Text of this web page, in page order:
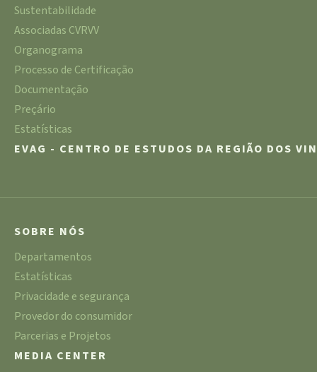
Sustentabilidade
Associadas CVRVV
Organograma
Processo de Certificação
Documentação
Preçário
Estatísticas
EVAG - CENTRO DE ESTUDOS DA REGIÃO DOS
SOBRE NÓS
Departamentos
Estatísticas
Privacidade e segurança
Provedor do consumidor
Parcerias e Projetos
MEDIA CENTER